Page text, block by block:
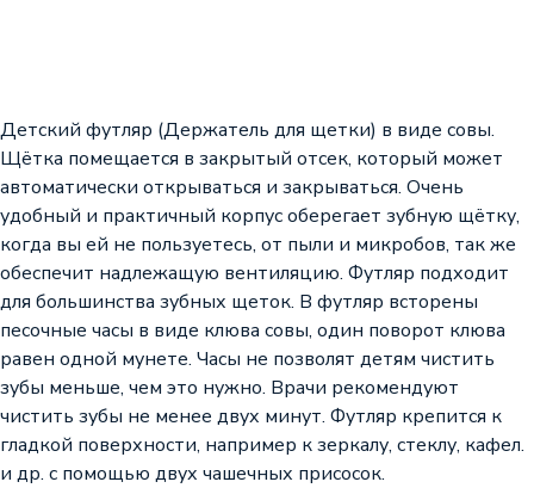
Детский футляр (Держатель для щетки) в виде совы.
Щётка помещается в закрытый отсек, который может
автоматически открываться и закрываться. Очень
удобный и практичный корпус оберегает зубную щётку,
когда вы ей не пользуетесь, от пыли и микробов, так же
обеспечит надлежащую вентиляцию. Футляр подходит
для большинства зубных щеток. В футляр всторены
песочные часы в виде клюва совы, один поворот клюва
равен одной мунете. Часы не позволят детям чистить
зубы меньше, чем это нужно. Врачи рекомендуют
чистить зубы не менее двух минут. Футляр крепится к
гладкой поверхности, например к зеркалу, стеклу, кафел.
и др. с помощью двух чашечных присосок.